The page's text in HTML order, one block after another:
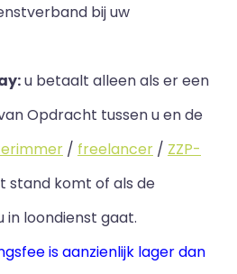
bij uw
u betaalt alleen als er een
Opdracht tussen u en de
/ freelancer / ZZP-
stand komt of als de
in loondienst gaat.
is aanzienlijk lager dan